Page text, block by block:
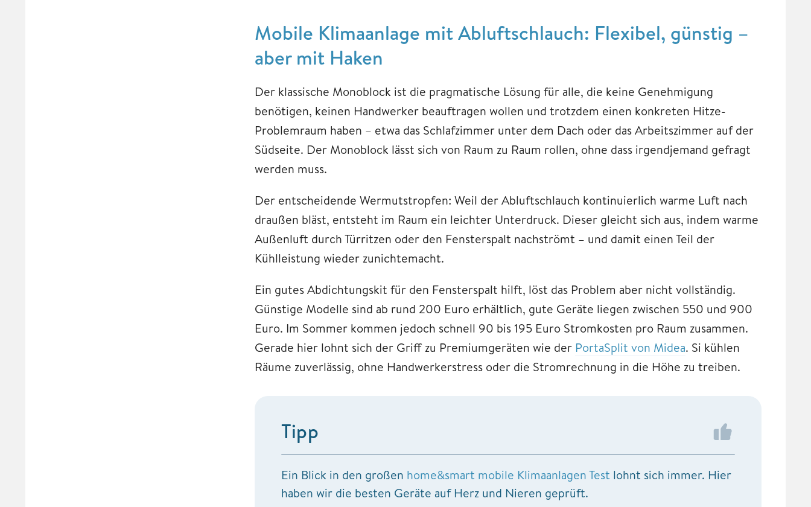
Mobile Klimaanlage mit Abluftschlauch: Flexibel, günstig –
aber mit Haken
Der klassische Monoblock ist die pragmatische Lösung für alle, die keine Genehmigung
benötigen, keinen Handwerker beauftragen wollen und trotzdem einen konkreten Hitze-
Problemraum haben – etwa das Schlafzimmer unter dem Dach oder das Arbeitszimmer auf der
Südseite. Der Monoblock lässt sich von Raum zu Raum rollen, ohne dass irgendjemand gefragt
werden muss.
Der entscheidende Wermutstropfen: Weil der Abluftschlauch kontinuierlich warme Luft nach
draußen bläst, entsteht im Raum ein leichter Unterdruck. Dieser gleicht sich aus, indem warme
Außenluft durch Türritzen oder den Fensterspalt nachströmt – und damit einen Teil der
Kühlleistung wieder zunichtemacht.
Ein gutes Abdichtungskit für den Fensterspalt hilft, löst das Problem aber nicht vollständig.
Günstige Modelle sind ab rund 200 Euro erhältlich, gute Geräte liegen zwischen 550 und 900
Euro. Im Sommer kommen jedoch schnell 90 bis 195 Euro Stromkosten pro Raum zusammen.
Gerade hier lohnt sich der Griff zu Premiumgeräten wie der PortaSplit von Midea. Si kühlen
Räume zuverlässig, ohne Handwerkerstress oder die Stromrechnung in die Höhe zu treiben.
Tipp
Ein Blick in den großen home&smart mobile Klimaanlagen Test lohnt sich immer. Hier
haben wir die besten Geräte auf Herz und Nieren geprüft.